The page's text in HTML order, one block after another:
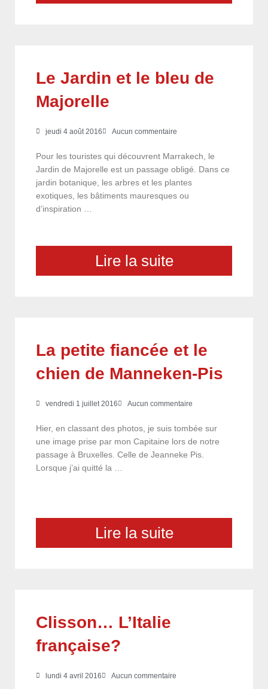
Le Jardin et le bleu de
Majorelle
jeudi 4 août 2016 Aucun commentaire
Pour les touristes qui découvrent Marrakech, le
Jardin de Majorelle est un passage obligé. Dans ce
jardin botanique, les arbres et les plantes
exotiques, les bâtiments mauresques ou
d’inspiration …
Lire la suite
La petite fiancée et le
chien de Manneken-Pis
vendredi 1 juillet 2016 Aucun commentaire
Hier, en classant des photos, je suis tombée sur
une image prise par mon Capitaine lors de notre
passage à Bruxelles. Celle de Jeanneke Pis.
Lorsque j’ai quitté la …
Lire la suite
Clisson… L’Italie
française?
lundi 4 avril 2016 Aucun commentaire